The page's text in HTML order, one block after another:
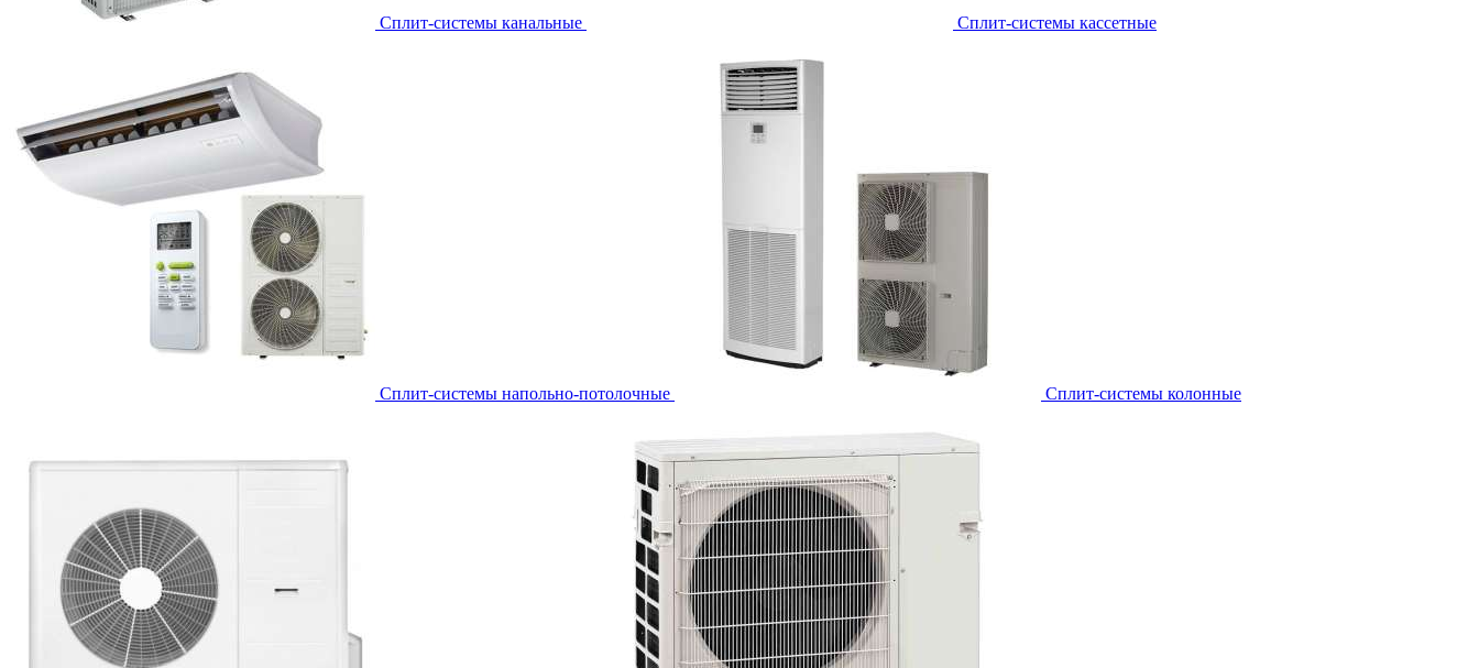
Сплит-системы канальные Сплит-системы кассетные
Сплит-системы напольно-потолочные Cплит-системы колонные